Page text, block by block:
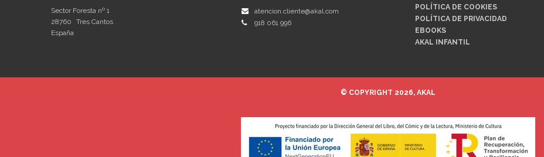
Sector Foresta nº 1
28760
Tres Cantos
España
atencion.cliente@akal.com
918 061 996
POLÍTICA DE COOKIES
POLÍTICA DE PRIVACIDAD
EBOOKS
AKAL INFANTIL
© COPYRIGHT 2026, AKAL